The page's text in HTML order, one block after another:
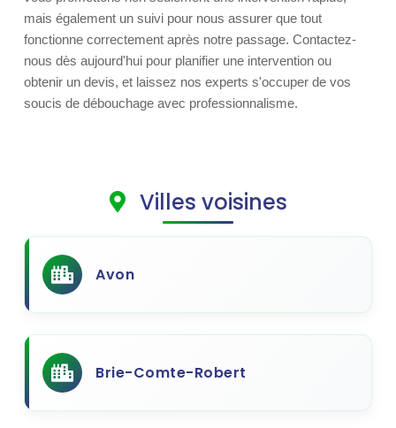
mais également un suivi pour nous assurer que tout
fonctionne correctement après notre passage. Contactez-
nous dès aujourd'hui pour planifier une intervention ou
obtenir un devis, et laissez nos experts s'occuper de vos
soucis de débouchage avec professionnalisme.
Villes voisines
Avon
Brie-Comte-Robert